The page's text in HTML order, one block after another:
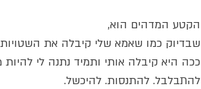
הקטע המדהים הוא,
שבדיוק כמו שאמא שלי קיבלה את
ככה היא קיבלה אותי ותמיד נתנה לי
להתבלבל. להתנסות. להיכשל.